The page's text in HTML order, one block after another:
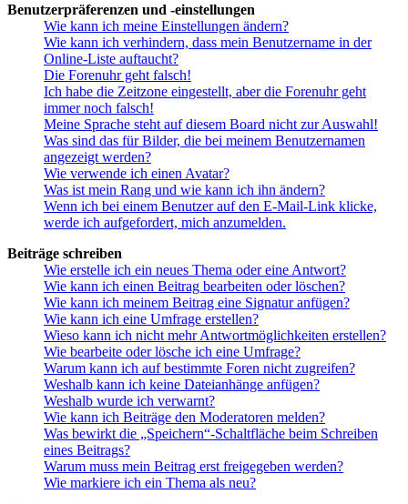
Benutzerpräferenzen und -einstellungen
Wie kann ich meine Einstellungen ändern?
Wie kann ich verhindern, dass mein Benutzername in der
Online-Liste auftaucht?
Die Forenuhr geht falsch!
Ich habe die Zeitzone eingestellt, aber die Forenuhr geht
immer noch falsch!
Meine Sprache steht auf diesem Board nicht zur Auswahl!
Was sind das für Bilder, die bei meinem Benutzernamen
angezeigt werden?
Wie verwende ich einen Avatar?
Was ist mein Rang und wie kann ich ihn ändern?
Wenn ich bei einem Benutzer auf den E-Mail-Link klicke,
werde ich aufgefordert, mich anzumelden.
Beiträge schreiben
Wie erstelle ich ein neues Thema oder eine Antwort?
Wie kann ich einen Beitrag bearbeiten oder löschen?
Wie kann ich meinem Beitrag eine Signatur anfügen?
Wie kann ich eine Umfrage erstellen?
Wieso kann ich nicht mehr Antwortmöglichkeiten erstellen?
Wie bearbeite oder lösche ich eine Umfrage?
Warum kann ich auf bestimmte Foren nicht zugreifen?
Weshalb kann ich keine Dateianhänge anfügen?
Weshalb wurde ich verwarnt?
Wie kann ich Beiträge den Moderatoren melden?
Was bewirkt die „Speichern“-Schaltfläche beim Schreiben
eines Beitrags?
Warum muss mein Beitrag erst freigegeben werden?
Wie markiere ich ein Thema als neu?